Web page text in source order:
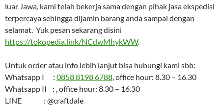
luar Jawa, kami telah bekerja sama dengan pihak jasa ekspedisi
terpercaya sehingga dijamin barang anda sampai dengan
selamat. Yuk pesan sekarang disini
https://tokopedia.link/NCdwMhykWW.
Untuk order atau info lebih lanjut bisa hubungi kami sbb:
Whatsapp I : 0858 8198 6788, office hour: 8.30 – 16.30
Whatsapp II : , office hour: 8.30 – 16.30
LINE : @craftdale